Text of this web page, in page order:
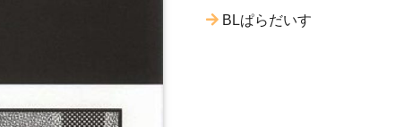
BLぱらだいす